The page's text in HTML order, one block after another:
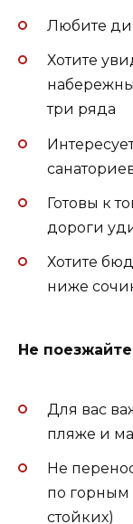
Любите
Хотите
три ряда
Готовы к
дороги
Хотите
ниже
Не
Для вас
пляже и
Не
по горным
стойких)